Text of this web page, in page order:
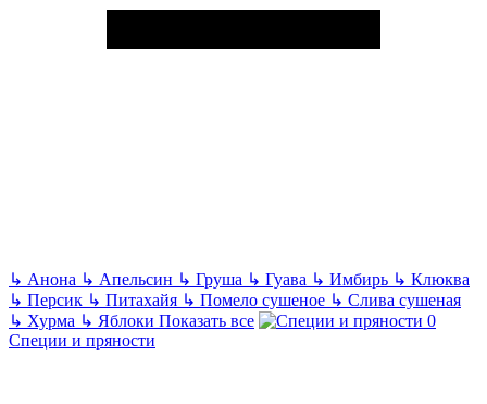
↳ Анона ↳ Апельсин ↳ Груша ↳ Гуава ↳ Имбирь ↳ Клюква
↳ Персик ↳ Питахайя ↳ Помело сушеное ↳ Слива сушеная
↳ Хурма ↳ Яблоки Показать все
Специи и пряности